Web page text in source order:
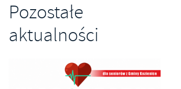
Pozostałe
aktualności